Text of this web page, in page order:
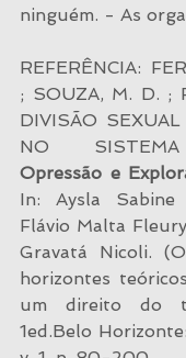
ninguém. - As
REFERÊNCIA:
; SOUZA, M. D. ;
DIVISÃO
Opressão e
In: Aysla Sabine
Flávio Malta
Gravatá Nicoli.
horizontes
um direito do
1ed.Belo